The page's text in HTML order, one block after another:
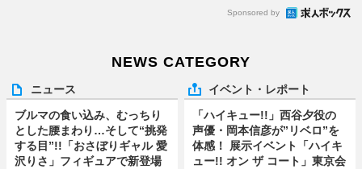
Sponsored by
NEWS CATEGORY
ニュース
ブルマの食い込み、むっちり
とした腰まわり…そして“挑発
する目”!!「おさぼりギャル 愛
沢りさ」フィギュアで新登場
イベント・レポート
「ハイキュー!!」西谷夕役の
声優・岡本信彦が”リベロ”を
体感！ 展示イベント「ハイキ
ュー!! オン ザ コート」東京会